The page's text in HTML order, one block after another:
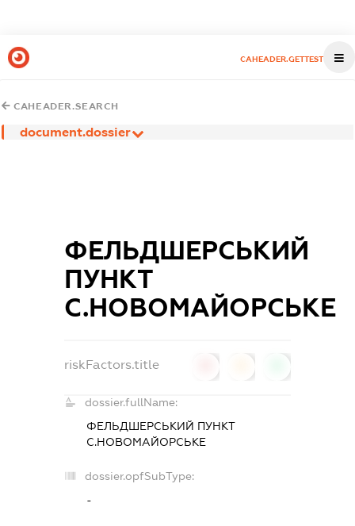
CAHEADER.GETTEST
CAHEADER.SEARCH
document.dossier
ФЕЛЬДШЕРСЬКИЙ
ПУНКТ
С.НОВОМАЙОРСЬКЕ
riskFactors.title
dossier.fullName:
ФЕЛЬДШЕРСЬКИЙ ПУНКТ
С.НОВОМАЙОРСЬКЕ
dossier.opfSubType:
-